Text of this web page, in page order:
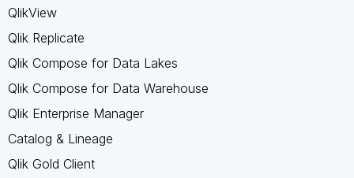
QlikView
Qlik Replicate
Qlik Compose for Data Lakes
Qlik Compose for Data Warehouse
Qlik Enterprise Manager
Catalog & Lineage
Qlik Gold Client